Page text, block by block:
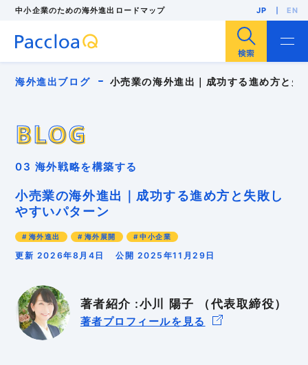
中小企業のための海外進出ロードマップ JP EN
サイト内検索
海外展示会
F/S調査
中小企業
インバウンド
インボイス
パッキングリスト
海外バイヤー
海外ビジネスモデル
海外ブランディング
海外マーケティング
海外顧客理解
越境EC
輸入規制 輸出規制
GDPR
BtoB
BtoC
海外進出ブログ 小売業の海外進出｜成功する進め方と失
BLOG
BLOG
03 海外戦略を構築する
小売業の海外進出｜成功する進め方と失敗し
やすいパターン
海外進出 海外展開 中小企業
更新 2026年8月4日 公開 2025年11月29日
著者紹介 :小川 陽子 （代表取締役）
著者プロフィールを見る